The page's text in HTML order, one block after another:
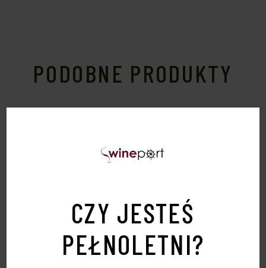
CZY JESTEŚ
PEŁNOLETNI?
PODOBNE PRODUKTY